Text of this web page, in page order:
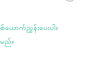
ာက်ညွှန်းပေးပါ။
ည်။